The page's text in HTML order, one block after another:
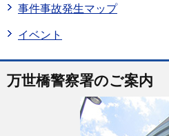
事件事故発生マップ
イベント
万世橋警察署のご案内